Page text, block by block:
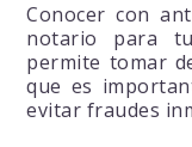
Conocer con
notario para
permite tomar
que es
evitar fraudes